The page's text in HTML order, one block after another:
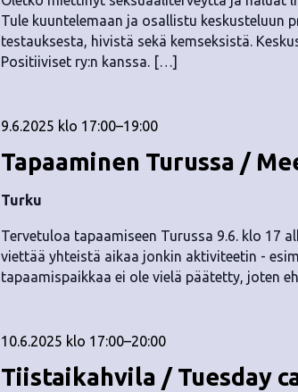
Tule kuuntelemaan ja osallistu keskusteluun
testauksesta, hivistä sekä kemseksistä.
Positiiviset ry:n kanssa. […]
Tapaaminen Turussa /
9.6.2025 klo 17:00–19:00
Turku
Tervetuloa tapaamiseen Turussa 9.6. klo 17
viettää yhteistä aikaa jonkin aktiviteetin -
tapaamispaikkaa ei ole vielä päätetty, joten
Tiistaikahvila / Tuesday
10.6.2025 klo 17:00–20:00